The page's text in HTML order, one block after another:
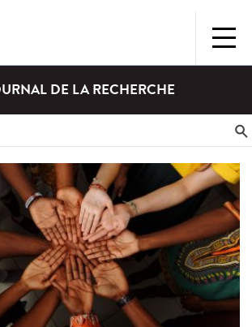
DE LA RECHERCHE